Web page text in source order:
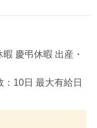
慶弔休暇 出産・
10日 最大有給日